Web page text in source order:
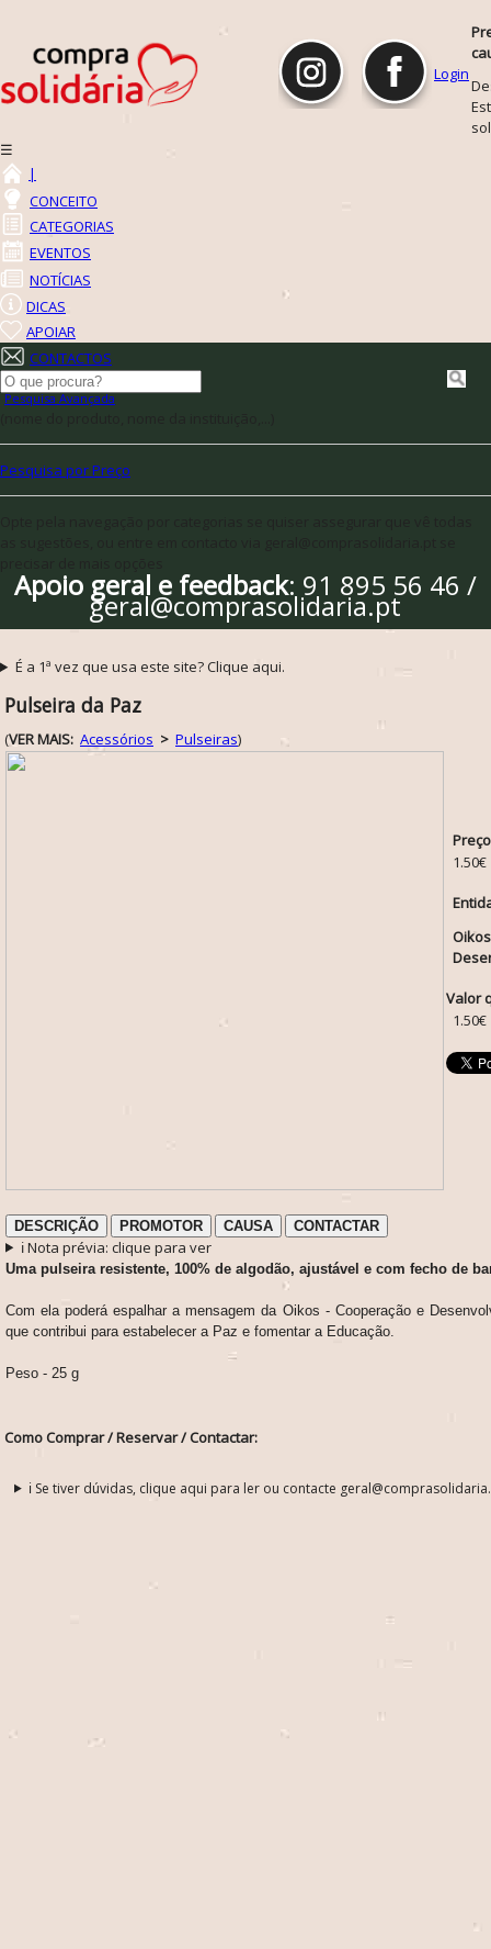
Login
☰
|
CONCEITO
CATEGORIAS
EVENTOS
NOTÍCIAS
DICAS
APOIAR
CONTACTOS
Pesquisa Avançada
Pesquisa por Preço
Apoio geral e feedback: 91 895 56 46 /
geral@comprasolidaria.pt
É a 1ª vez que usa este site? Clique aqui.
Pulseira da Paz
(VER MAIS: Acessórios > Pulseiras)
1.50€
Valor
1.50€
DESCRIÇÃO PROMOTOR CAUSA CONTACTAR
ℹ️ Nota prévia: clique para ver
Uma pulseira resistente, 100% de algodão, ajustável e com fecho de
Com ela poderá espalhar a mensagem da Oikos - Cooperação e
que contribui para estabelecer a Paz e fomentar a Educação.
Peso - 25 g
Como Comprar / Reservar / Contactar:
ℹ️ Se tiver dúvidas, clique aqui para ler ou contacte